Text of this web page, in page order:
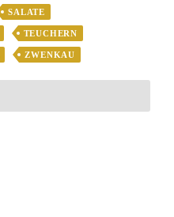
SALATE
TEUCHERN
ZWENKAU